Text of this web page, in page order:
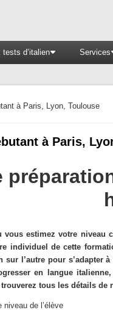
tests d’italien Services
à Paris, Lyon, Toulouse
à Paris,
vous estimez votre niveau
individuel de cette
sur l’autre pour
en langue
tous les détails de
de l’élève